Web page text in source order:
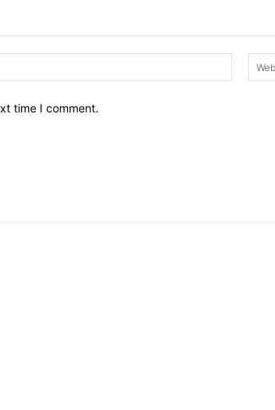
Email:
time I comment.